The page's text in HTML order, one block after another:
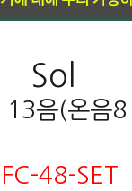
Sol
13음(온음
48-SET